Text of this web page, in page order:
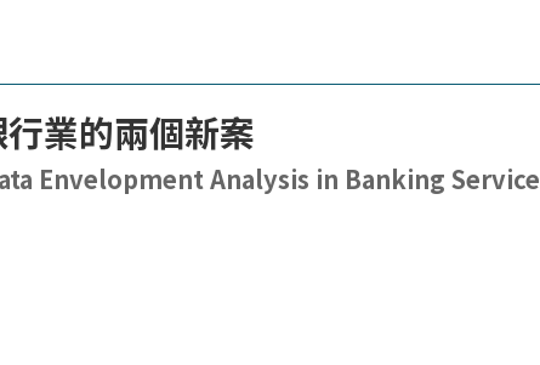
業的兩個新案
Envelopment Analysis in Banking Service